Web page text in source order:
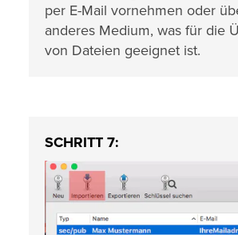
per E-Mail vornehmen oder
anderes Medium, was für die
von Dateien geeignet ist.
SCHRITT 7: